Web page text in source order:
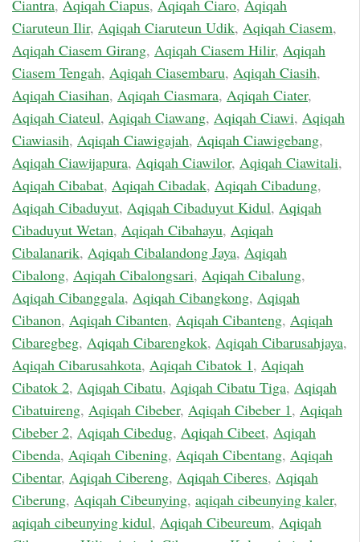
Ciantra, Aqiqah Ciapus, Aqiqah Ciaro, Aqiqah
Ciaruteun Ilir, Aqiqah Ciaruteun Udik, Aqiqah Ciasem,
Aqiqah Ciasem Girang, Aqiqah Ciasem Hilir, Aqiqah
Ciasem Tengah, Aqiqah Ciasembaru, Aqiqah Ciasih,
Aqiqah Ciasihan, Aqiqah Ciasmara, Aqiqah Ciater,
Aqiqah Ciateul, Aqiqah Ciawang, Aqiqah Ciawi, Aqiqah
Ciawiasih, Aqiqah Ciawigajah, Aqiqah Ciawigebang,
Aqiqah Ciawijapura, Aqiqah Ciawilor, Aqiqah Ciawitali,
Aqiqah Cibabat, Aqiqah Cibadak, Aqiqah Cibadung,
Aqiqah Cibaduyut, Aqiqah Cibaduyut Kidul, Aqiqah
Cibaduyut Wetan, Aqiqah Cibahayu, Aqiqah
Cibalanarik, Aqiqah Cibalandong Jaya, Aqiqah
Cibalong, Aqiqah Cibalongsari, Aqiqah Cibalung,
Aqiqah Cibanggala, Aqiqah Cibangkong, Aqiqah
Cibanon, Aqiqah Cibanten, Aqiqah Cibanteng, Aqiqah
Cibaregbeg, Aqiqah Cibarengkok, Aqiqah Cibarusahjaya,
Aqiqah Cibarusahkota, Aqiqah Cibatok 1, Aqiqah
Cibatok 2, Aqiqah Cibatu, Aqiqah Cibatu Tiga, Aqiqah
Cibatuireng, Aqiqah Cibeber, Aqiqah Cibeber 1, Aqiqah
Cibeber 2, Aqiqah Cibedug, Aqiqah Cibeet, Aqiqah
Cibenda, Aqiqah Cibening, Aqiqah Cibentang, Aqiqah
Cibentar, Aqiqah Cibereng, Aqiqah Ciberes, Aqiqah
Ciberung, Aqiqah Cibeunying, aqiqah cibeunying kaler,
aqiqah cibeunying kidul, Aqiqah Cibeureum, Aqiqah